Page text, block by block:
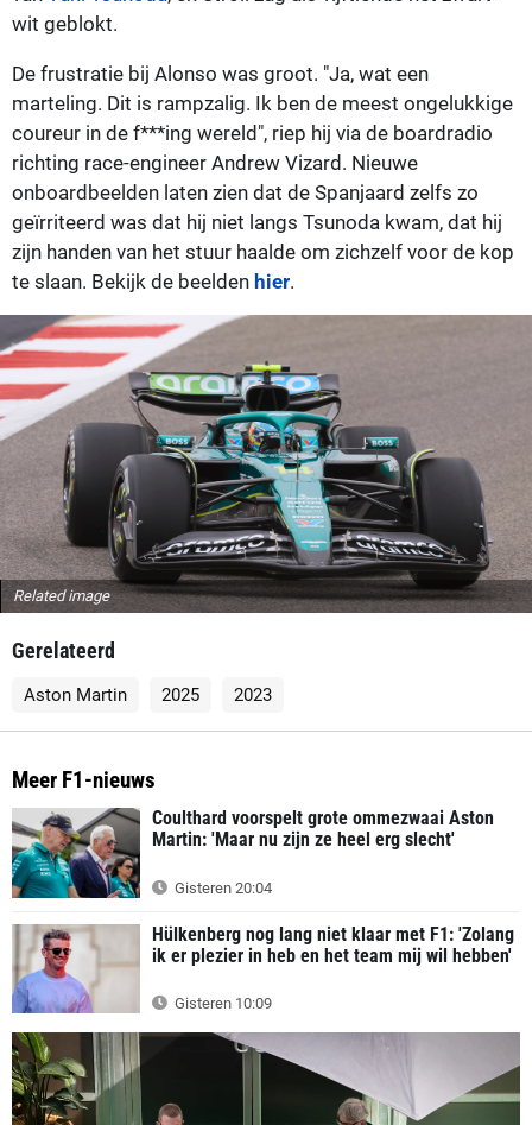
wit geblokt.
De frustratie bij Alonso was groot. "Ja, wat een
marteling. Dit is rampzalig. Ik ben de meest ongelukkige
coureur in de f***ing wereld", riep hij via de boardradio
richting race-engineer Andrew Vizard. Nieuwe
onboardbeelden laten zien dat de Spanjaard zelfs zo
geïrriteerd was dat hij niet langs Tsunoda kwam, dat hij
zijn handen van het stuur haalde om zichzelf voor de kop
te slaan. Bekijk de beelden hier.
Related image
Gerelateerd
Aston Martin 2025 2023
Meer F1-nieuws
Coulthard voorspelt grote ommezwaai Aston
Martin: 'Maar nu zijn ze heel erg slecht'
Gisteren 20:04
Hülkenberg nog lang niet klaar met F1: 'Zolang
ik er plezier in heb en het team mij wil hebben'
Gisteren 10:09